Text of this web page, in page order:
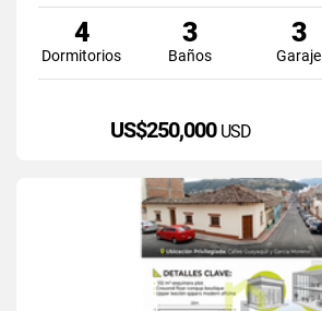
4
Dormitorios
3
Baños
3
Garaje
US$250,000 USD